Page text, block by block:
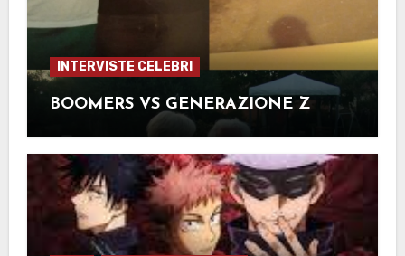
INTERVISTE CELEBRI
BOOMERS VS GENERAZIONE Z